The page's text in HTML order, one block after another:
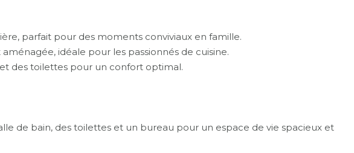
parfait pour des moments conviviaux en famille.
idéale pour les passionnés de cuisine.
des toilettes pour un confort optimal.
de bain, des toilettes et un bureau pour un espace de vie spacieux et